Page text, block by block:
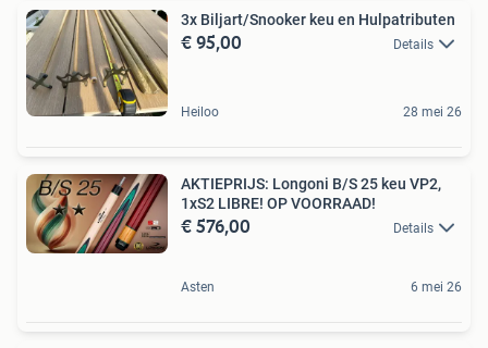
3x Biljart/Snooker keu en Hulpatributen
€ 95,00 Details
Heiloo 28 mei 26
AKTIEPRIJS: Longoni B/S 25 keu VP2,
1xS2 LIBRE! OP VOORRAAD!
€ 576,00 Details
Asten 6 mei 26